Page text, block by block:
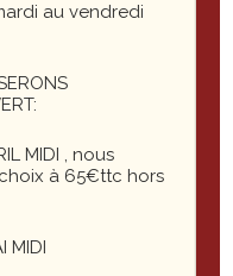
au vendredi
MIDI , nous
à 65€ttc hors
MIDI